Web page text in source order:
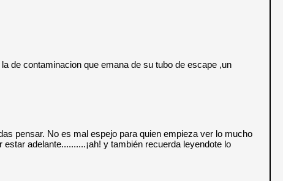
de contaminacion que emana de su tubo de escape ,un
pensar. No es mal espejo para quien empieza ver lo mucho
adelante..........¡ah! y también recuerda leyendote lo